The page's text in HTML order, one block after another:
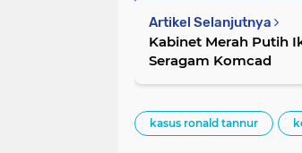
Artikel Selanjutnya
Kabinet Merah Putih
Seragam Komcad
kasus ronald tannur